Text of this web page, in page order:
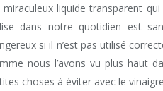
miraculeux liquide transparent
dans notre quotidien est
si il n’est pas utilisé
nous l’avons vu plus haut
choses à éviter avec le